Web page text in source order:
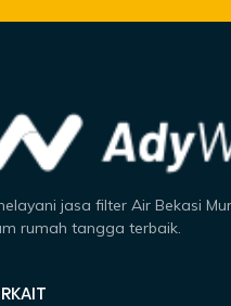
jasa filter Air Bekasi
rumah tangga terbaik.